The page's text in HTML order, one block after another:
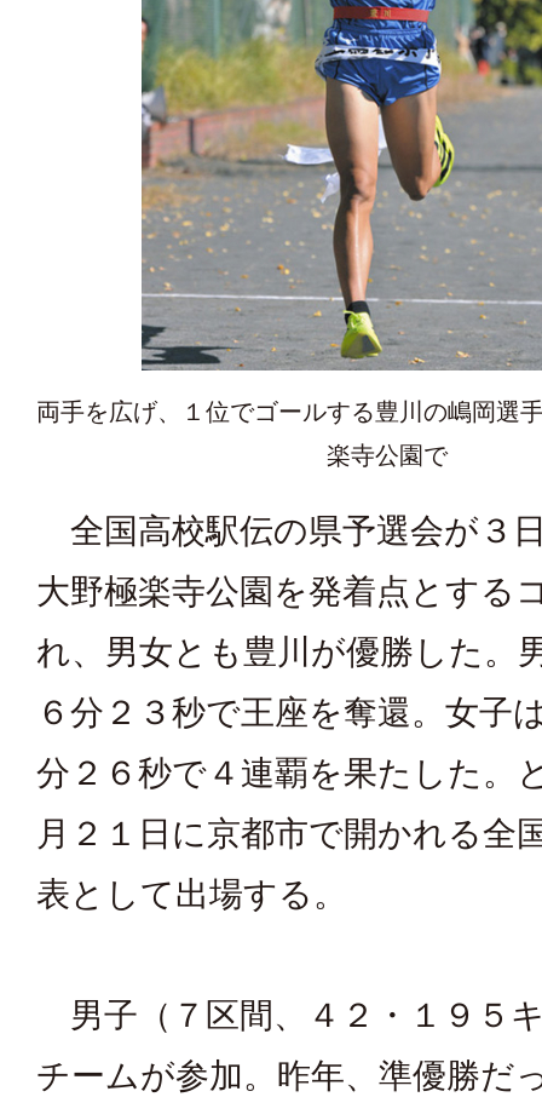
両手を広げ、１位でゴールする豊川の嶋岡選
楽寺公園で
全国高校駅伝の県予選会が３
大野極楽寺公園を発着点とする
れ、男女とも豊川が優勝した。
６分２３秒で王座を奪還。女子
分２６秒で４連覇を果たした。
月２１日に京都市で開かれる全
表として出場する。
男子（７区間、４２・１９５
チームが参加。昨年、準優勝だ